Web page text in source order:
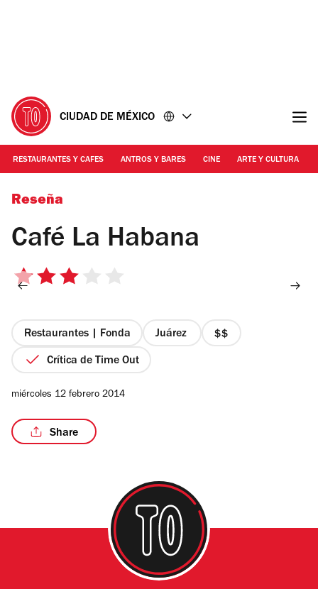
CIUDAD DE MÉXICO
RESTAURANTES Y CAFES ANTROS Y BARES CINE ARTE Y CULTURA
Foto: Roberto Beltrán
Reseña
Café La Habana
3
estrellas
Restaurantes | Fonda Juárez
precio
Crítica de Time Out
miércoles 12 febrero 2014
Share